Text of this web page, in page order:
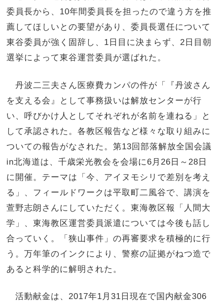
委員長から、10年間委員長を担ったので違う方を推
薦してほしいとの要望があり、委員長選任について
東谷委員が強く固辞し、1日目に決まらず、2日目朝
選挙によって東谷運営委員が選ばれた。
丹波二三夫さん医療費カンパの件が「『丹波さん
を支える会』として事務扱いは解放センターが行
い、呼びかけ人としてそれぞれが名前を連ねる」と
して承認された。各教区報告など様々な取り組みに
ついての報告がなされた。第13回部落解放全国会議
in北海道は、千歳栄光教会を会場に6月26日～28日
に開催。テーマは「今、アイヌモシリで差別を考え
る」、フィールドワークは平取町二風谷で、講演を
萱野志朗さんにしていただく。東海教区報「人間大
学」、東海教区運営委員派遣については今後も話し
合っていく。「狭山事件」の再審要求を積極的に行
う。万年筆のインクにより、警察の証拠がねつ造で
あると科学的に解明された。
活動献金は、2017年1月31日現在で国内献金306